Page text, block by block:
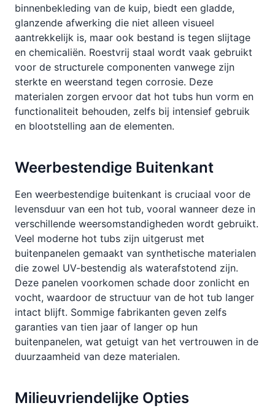
binnenbekleding van de kuip, biedt een gladde,
glanzende afwerking die niet alleen visueel
aantrekkelijk is, maar ook bestand is tegen slijtage
en chemicaliën. Roestvrij staal wordt vaak gebruikt
voor de structurele componenten vanwege zijn
sterkte en weerstand tegen corrosie. Deze
materialen zorgen ervoor dat hot tubs hun vorm en
functionaliteit behouden, zelfs bij intensief gebruik
en blootstelling aan de elementen.
Weerbestendige Buitenkant
Een weerbestendige buitenkant is cruciaal voor de
levensduur van een hot tub, vooral wanneer deze in
verschillende weersomstandigheden wordt gebruikt.
Veel moderne hot tubs zijn uitgerust met
buitenpanelen gemaakt van synthetische materialen
die zowel UV-bestendig als waterafstotend zijn.
Deze panelen voorkomen schade door zonlicht en
vocht, waardoor de structuur van de hot tub langer
intact blijft. Sommige fabrikanten geven zelfs
garanties van tien jaar of langer op hun
buitenpanelen, wat getuigt van het vertrouwen in de
duurzaamheid van deze materialen.
Milieuvriendelijke Opties